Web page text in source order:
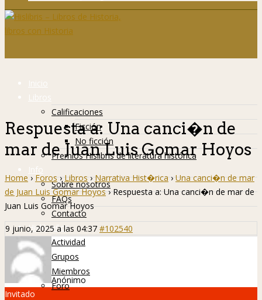
Inicio
Libros
Calificaciones
Ficción
No ficción
Premios Hislibris de literatura histórica
Info
Sobre nosotros
FAQs
Contacto
Hislibreños
Actividad
Grupos
Miembros
Foro
Respuesta a: Una canci�n de
mar de Juan Luis Gomar Hoyos
Home › Foros › Libros › Narrativa Hist�rica › Una canci�n de mar
de Juan Luis Gomar Hoyos › Respuesta a: Una canci�n de mar de
Juan Luis Gomar Hoyos
9 junio, 2025 a las 04:37 #102540
Anónimo
Invitado